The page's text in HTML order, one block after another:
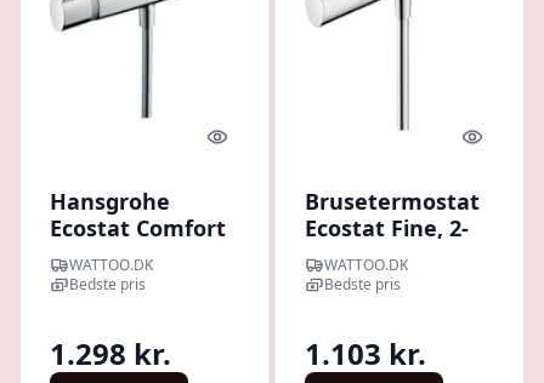
Quick look
Hansgrohe
Ecostat Comfort
brusearmatur,
krom
WATTOO.DK
Bedste pris
1.298 kr.
Quick
Brusetermostat
Ecostat Fine, 2-
grebs, krom -
Hansgrohe
WATTOO.DK
Bedste pris
1.103 kr.